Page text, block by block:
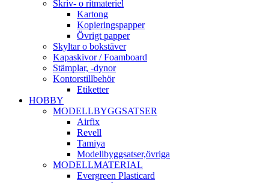
Skriv- o ritmateriel
Kartong
Kopieringspapper
Övrigt papper
Skyltar o bokstäver
Kapaskivor / Foamboard
Stämplar, -dynor
Kontorstillbehör
Etiketter
HOBBY
MODELLBYGGSATSER
Airfix
Revell
Tamiya
Modellbyggsatser,övriga
MODELLMATERIAL
Evergreen Plasticard